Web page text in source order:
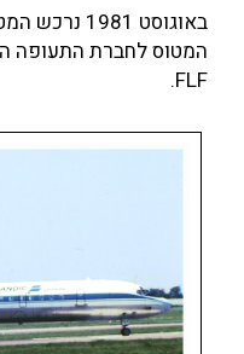
FLF.